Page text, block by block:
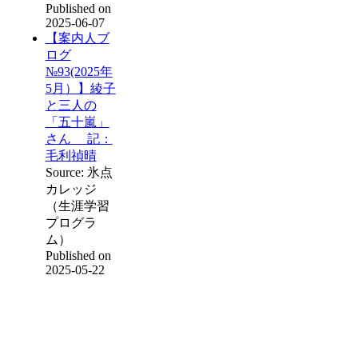
Published on
2025-06-07
【案内人ブ
ログ
№93(2025年
5月）】綾子
と三人の
「五十嵐」
さん 記：
毛利禎晴
Source: 氷点
カレッジ
（生涯学習
プログラ
ム）
Published on
2025-05-22